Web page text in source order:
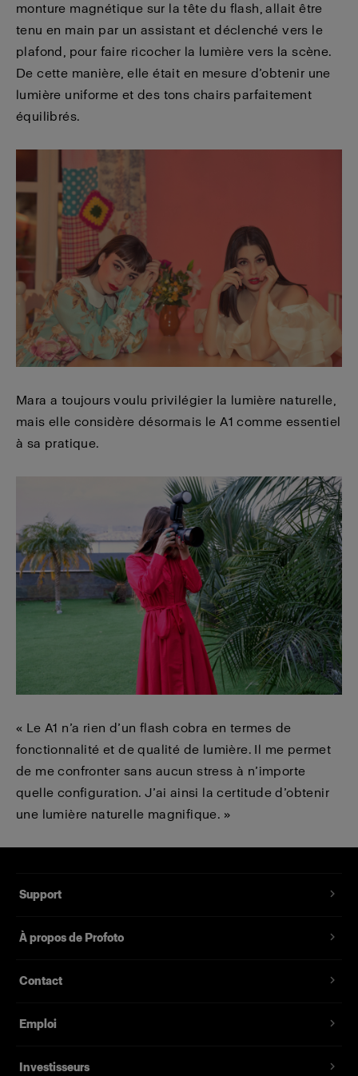
monture magnétique sur la tête du flash, allait être
tenu en main par un assistant et déclenché vers le
plafond, pour faire ricocher la lumière vers la scène.
De cette manière, elle était en mesure d’obtenir une
lumière uniforme et des tons chairs parfaitement
équilibrés.
Mara a toujours voulu privilégier la lumière naturelle,
mais elle considère désormais le A1 comme essentiel
à sa pratique.
« Le A1 n’a rien d’un flash cobra en termes de
fonctionnalité et de qualité de lumière. Il me permet
de me confronter sans aucun stress à n’importe
quelle configuration. J’ai ainsi la certitude d’obtenir
une lumière naturelle magnifique. »
Support
À propos de Profoto
Contact
Emploi
Investisseurs